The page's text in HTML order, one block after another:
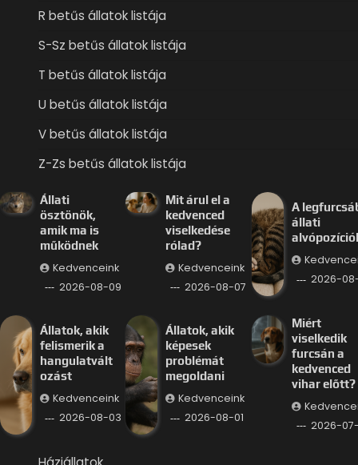
R betűs állatok listája
S-Sz betűs állatok listája
T betűs állatok listája
U betűs állatok listája
V betűs állatok listája
Z-Zs betűs állatok listája
Állati
ösztönök,
amik ma is
működnek
Kedvenceink
2026-08-09
Mit árul el a
kedvenced
viselkedése
rólad?
Kedvenceink
2026-08-07
A
állati
2026-
Állatok, akik
felismerik a
hangulatvált
ozást
Kedvenceink
2026-08-03
Állatok, akik
képesek
problémát
megoldani
Kedvenceink
2026-08-01
Miért
viselkedik
furcsán a
kedvenced
vihar előtt?
2026-